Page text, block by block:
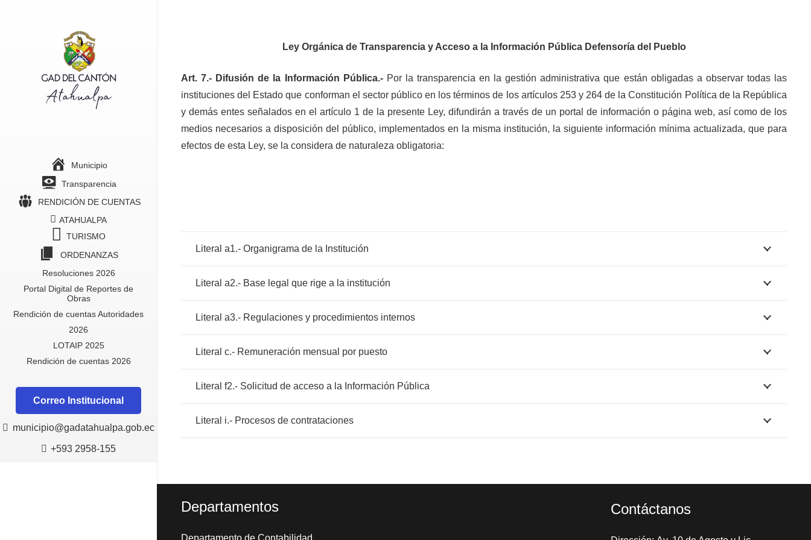
Municipio
Transparencia
RENDICIÓN DE CUENTAS
ATAHUALPA
TURISMO
ORDENANZAS
Resoluciones 2026
Portal Digital de Reportes de
Obras
Rendición de cuentas Autoridades
2026
LOTAIP 2025
Rendición de cuentas 2026
Correo Institucional
municipio@gadatahualpa.gob.ec
+593 2958-155
Ley Orgánica de Transparencia y Acceso a la Información Pública Defensoría del Pueblo
Art. 7.- Difusión de la Información Pública.-Por la transparencia en la gestión administrativa que están obligadas a observar todas las
instituciones del Estado que conforman el sector público en los términos de los artículos 253 y 264 de la Constitución Política de la República
y demás entes señalados en el artículo 1 de la presente Ley, difundirán a través de un portal de información o página web, así como de los
medios necesarios a disposición del público, implementados en la misma institución, la siguiente información mínima actualizada, que para
efectos de esta Ley, se la considera de naturaleza obligatoria:
Literal a1.- Organigrama de la Institución
Literal a2.- Base legal que rige a la institución
Literal a3.- Regulaciones y procedimientos internos
Literal c.- Remuneración mensual por puesto
Literal f2.- Solicitud de acceso a la Información Pública
Literal i.- Procesos de contrataciones
Departamentos
Departamento de Contabilidad
Contáctanos